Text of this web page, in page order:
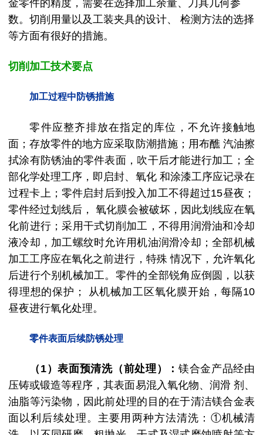
金零件的精度，需要在选择加工余量、刀具几何参
数。切削用量以及工装夹具的设计、 检测方法的选择
等方面有很好的措施。
切削加工技术要点
加工过程中防锈措施
零件应整齐排放在指定的库位，不允许接触地
面；存放零件的地方应采取防潮措施；用布醮 汽油擦
拭涂有防锈油的零件表面，吹干后才能进行加工；全
部化学处理工序，即启封、氧化 和涂漆工序应记录在
过程卡上；零件启封后到投入加工不得超过15昼夜；
零件经过划线后， 氧化膜会被破坏，因此划线应在氧
化前进行；采用干式切削加工，不得用润滑油和冷却
液冷却，加工螺纹时允许用机油润滑冷却；全部机械
加工工序应在氧化之前进行，特殊 情况下，允许氧化
后进行个别机械加工。零件的全部锐角应倒圆，以获
得理想的保护； 从机械加工区氧化膜开始，每隔10
昼夜进行氧化处理。
零件表面后续防锈处理
（1）表面预清洗（前处理）： 镁合金产品经由
压铸或锻造等程序，其表面易混入氧化物、润滑 剂、
油脂等污染物，因此前处理的目的在于清洁镁合金表
面以利后续处理。主要用两种方法清洗：①机械清